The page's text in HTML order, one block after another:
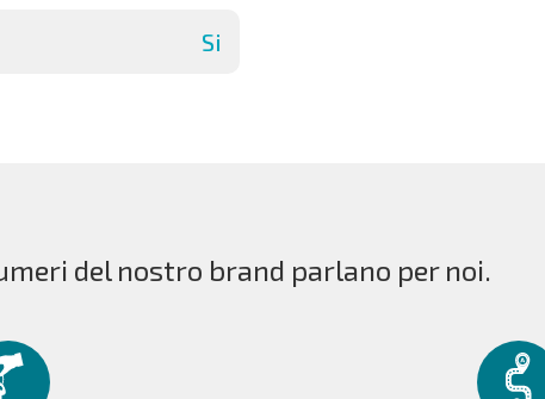
Si
del nostro brand parlano per noi.